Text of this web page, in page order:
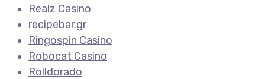
Realz Casino
recipebar.gr
Ringospin Casino
Robocat Casino
Rolldorado